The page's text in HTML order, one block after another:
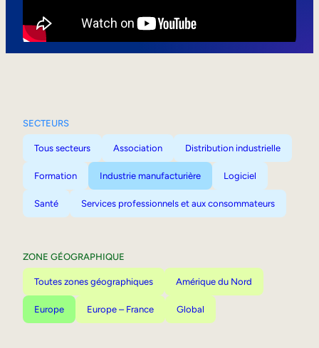
SECTEURS
Tous secteurs Association Distribution industrielle
Formation Industrie manufacturière Logiciel
Santé Services professionnels et aux consommateurs
ZONE GÉOGRAPHIQUE
Toutes zones géographiques Amérique du Nord
Europe Europe – France Global